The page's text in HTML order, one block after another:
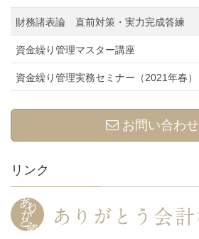
財務諸表論 直前対策・実力完成答練
資金繰り管理マスター講座
資金繰り管理実務セミナー（2021年春）
お問い合わせ
リンク